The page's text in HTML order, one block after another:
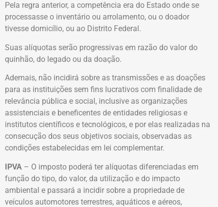
Pela regra anterior, a competência era do Estado onde se
processasse o inventário ou arrolamento, ou o doador
tivesse domicílio, ou ao Distrito Federal.
Suas alíquotas serão progressivas em razão do valor do
quinhão, do legado ou da doação.
Ademais, não incidirá sobre as transmissões e as doações
para as instituições sem fins lucrativos com finalidade de
relevância pública e social, inclusive as organizações
assistenciais e beneficentes de entidades religiosas e
institutos científicos e tecnológicos, e por elas realizadas na
consecução dos seus objetivos sociais, observadas as
condições estabelecidas em lei complementar.
IPVA – O imposto poderá ter alíquotas diferenciadas em
função do tipo, do valor, da utilização e do impacto
ambiental e passará a incidir sobre a propriedade de
veículos automotores terrestres, aquáticos e aéreos,